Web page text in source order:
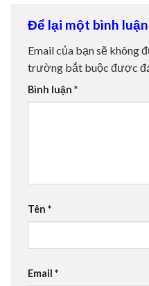
Để lại một bình luận
Email của bạn sẽ không
trường bắt buộc được
Bình luận *
Tên *
Email *